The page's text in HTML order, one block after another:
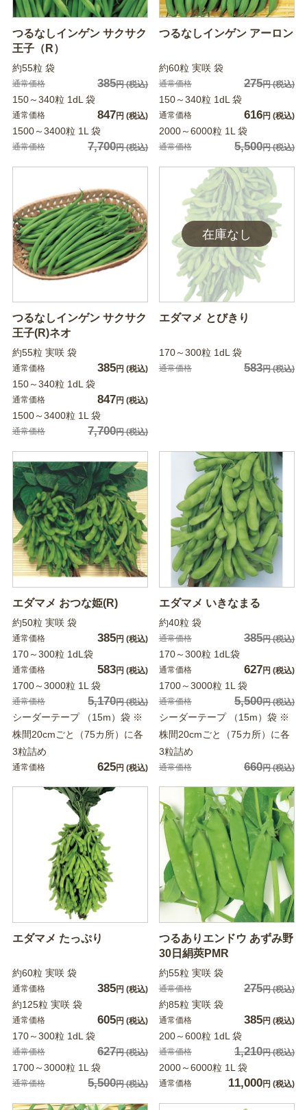
つるなしインゲン サクサク
王子（R）
約55粒 袋
通常価格 385円(税込)
150～340粒 1dL 袋
通常価格 847円 (税込)
1500～3400粒 1L 袋
通常価格 7,700円(税込)
つるなしインゲン アーロン
約60粒 実咲 袋
通常価格 275円(税込)
150～340粒 1dL 袋
通常価格 616円 (税込)
2000～6000粒 1L 袋
通常価格 5,500円(税込)
つるなしインゲン サクサク
王子(R)ネオ
約55粒 実咲 袋
通常価格 385円 (税込)
150～340粒 1dL 袋
通常価格 847円 (税込)
1500～3400粒 1L 袋
通常価格 7,700円(税込)
エダマメ とびきり
170～300粒 1dL 袋
通常価格 583円(税込)
エダマメ おつな姫(R)
約50粒 実咲 袋
通常価格 385円 (税込)
170～300粒 1dL袋
通常価格 583円 (税込)
1700～3000粒 1L 袋
通常価格 5,170円(税込)
シーダーテープ （15m）袋 ※
株間20cmごと（75カ所）に各
3粒詰め
通常価格 625円 (税込)
エダマメ いきなまる
約40粒 袋
通常価格 385円(税込)
170～300粒 1dL袋
通常価格 627円 (税込)
1700～3000粒 1L 袋
通常価格 5,500円(税込)
シーダーテープ （15m）袋 ※
株間20cmごと（75カ所）に各
3粒詰め
通常価格 660円(税込)
エダマメ たっぷり
約60粒 実咲 袋
通常価格 385円 (税込)
約125粒 実咲 袋
通常価格 605円 (税込)
170～300粒 1dL 袋
通常価格 627円(税込)
1700～3000粒 1L 袋
通常価格 5,500円(税込)
つるありエンドウ あずみ野
30日絹莢PMR
約55粒 実咲 袋
通常価格 275円(税込)
約85粒 実咲 袋
通常価格 385円 (税込)
200～600粒 1dL 袋
通常価格 1,210円(税込)
2000～6000粒 1L 袋
通常価格 11,000円 (税込)